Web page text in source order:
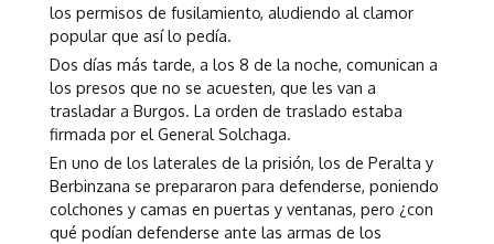
los permisos de fusilamiento, aludiendo al clamor
popular que así lo pedía.
Dos días más tarde, a los 8 de la noche, comunican a
los presos que no se acuesten, que les van a
trasladar a Burgos. La orden de traslado estaba
firmada por el General Solchaga.
En uno de los laterales de la prisión, los de Peralta y
Berbinzana se prepararon para defenderse, poniendo
colchones y camas en puertas y ventanas, pero ¿con
qué podían defenderse ante las armas de los